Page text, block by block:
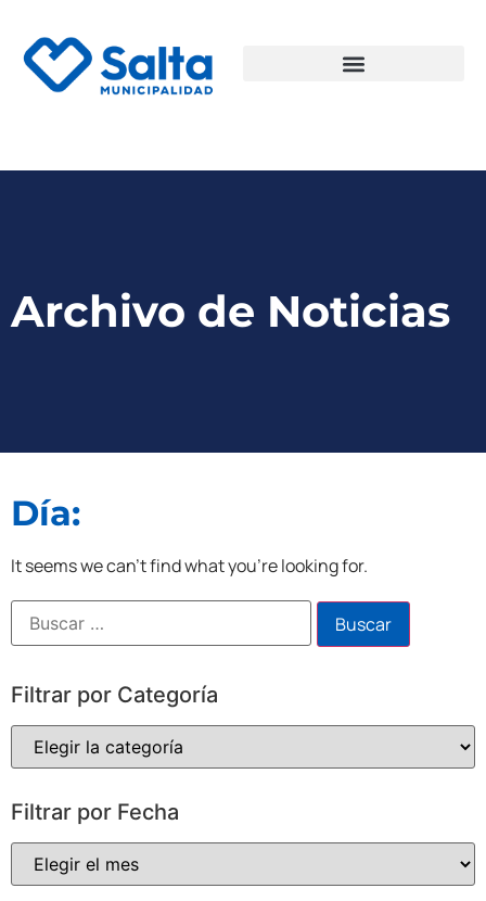
Archivo de Noticias
Día:
It seems we can't find what you're looking for.
Filtrar por Categoría
Filtrar por Fecha